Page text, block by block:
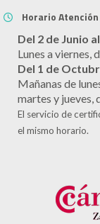
Horario Atención
Del 2 de Junio
Lunes a viernes,
Del 1 de
Mañanas de
martes y jueves,
El servicio de
el mismo horario.